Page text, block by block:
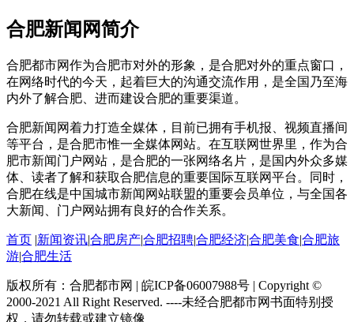
合肥新闻网简介
合肥都市网作为合肥市对外的形象，是合肥对外的重点窗口，
在网络时代的今天，起着巨大的沟通交流作用，是全国乃至海
内外了解合肥、进而建设合肥的重要渠道。
合肥新闻网着力打造全媒体，目前已拥有手机报、视频直播间
等平台，是合肥市惟一全媒体网站。在互联网世界里，作为合
肥市新闻门户网站，是合肥的一张网络名片，是国内外众多媒
体、读者了解和获取合肥信息的重要国际互联网平台。同时，
合肥在线是中国城市新闻网站联盟的重要会员单位，与全国各
大新闻、门户网站拥有良好的合作关系。
首页 |新闻资讯|合肥房产|合肥招聘|合肥经济|合肥美食|合肥旅
游|合肥生活
版权所有：合肥都市网 | 皖ICP备06007988号 | Copyright ©
2000-2021 All Right Reserved. ----未经合肥都市网书面特别授
权，请勿转载或建立镜像